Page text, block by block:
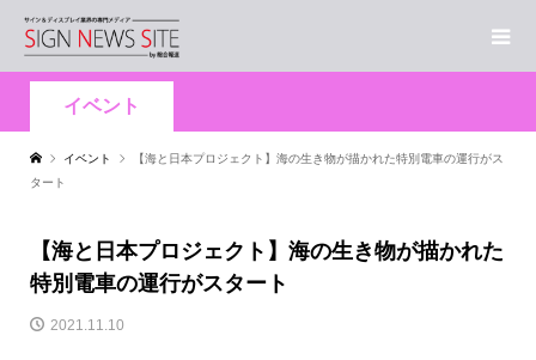
イベント
イベント
【海と日本プロジェクト】海の生き物が描かれた特別電車の運行がス
タート
【海と日本プロジェクト】海の生き物が描かれた
特別電車の運行がスタート
2021.11.10